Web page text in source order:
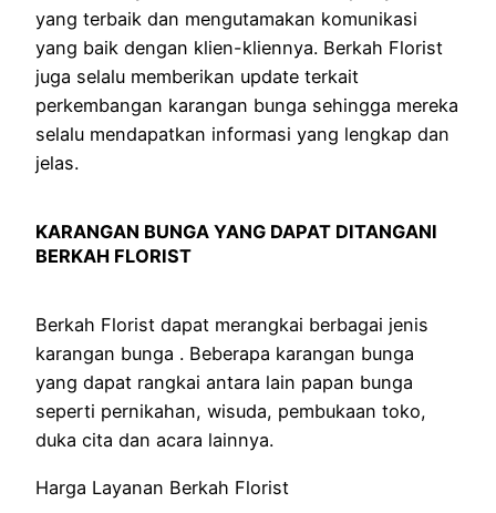
yang terbaik dan mengutamakan komunikasi
yang baik dengan klien-kliennya. Berkah Florist
juga selalu memberikan update terkait
perkembangan karangan bunga sehingga mereka
selalu mendapatkan informasi yang lengkap dan
jelas.
KARANGAN BUNGA YANG DAPAT DITANGANI
BERKAH FLORIST
Berkah Florist dapat merangkai berbagai jenis
karangan bunga . Beberapa karangan bunga
yang dapat rangkai antara lain papan bunga
seperti pernikahan, wisuda, pembukaan toko,
duka cita dan acara lainnya.
Harga Layanan Berkah Florist